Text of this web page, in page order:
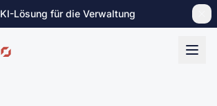
KI-Lösung für die Verwaltung